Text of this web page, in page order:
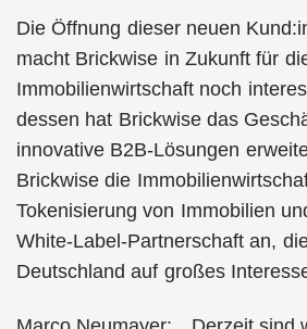
Die Öffnung dieser neuen
macht Brickwise in Zukunft für
Immobilienwirtschaft noch
dessen hat Brickwise das
innovative B2B-Lösungen
Brickwise die
Tokenisierung von Immobilien
White-Label-Partnerschaft an,
Deutschland auf großes